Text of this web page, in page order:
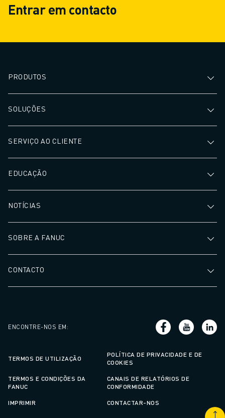
Entrar em contacto
PRODUTOS
SOLUÇÕES
SERVIÇO AO CLIENTE
EDUCAÇÃO
NOTÍCIAS
SOBRE A FANUC
CONTACTO
ENCONTRE-NOS EM :
TERMOS DE UTILIZAÇÃO
POLÍTICA DE PRIVACIDADE E DE
COOKIES
TERMOS E CONDIÇÕES DA
FANUC
CANAIS DE RELATÓRIOS DE
CONFORMIDADE
IMPRIMIR CONTACTAR-NOS